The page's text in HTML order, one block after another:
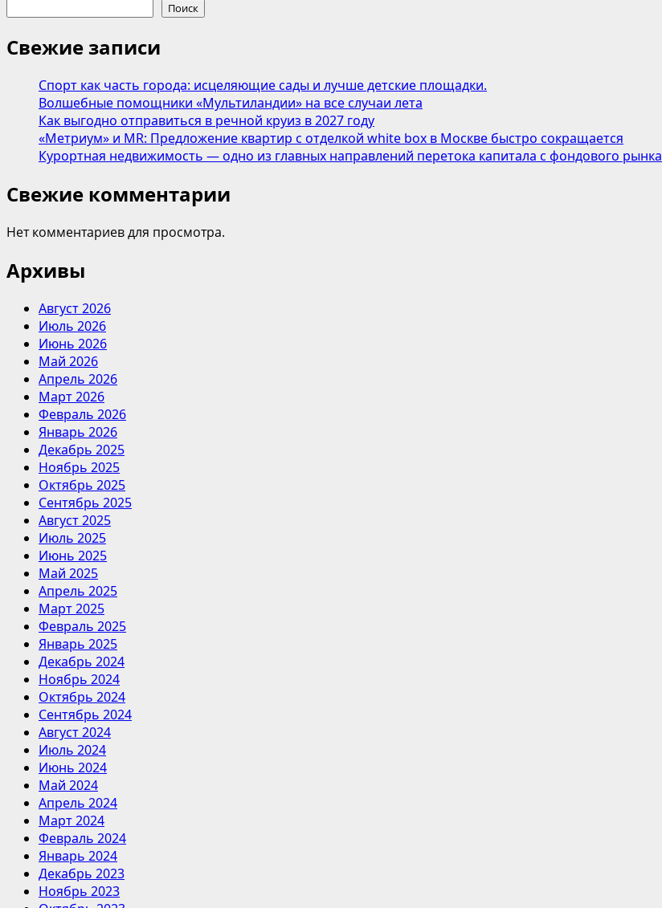
Поиск
Свежие записи
Спорт как часть города: исцеляющие сады и лучше детские площадки.
Волшебные помощники «Мультиландии» на все случаи лета
Как выгодно отправиться в речной круиз в 2027 году
«Метриум» и MR: Предложение квартир с отделкой white box в Москве быстро сокращается
Курортная недвижимость — одно из главных направлений перетока капитала с фондового рынка
Свежие комментарии
Нет комментариев для просмотра.
Архивы
Август 2026
Июль 2026
Июнь 2026
Май 2026
Апрель 2026
Март 2026
Февраль 2026
Январь 2026
Декабрь 2025
Ноябрь 2025
Октябрь 2025
Сентябрь 2025
Август 2025
Июль 2025
Июнь 2025
Май 2025
Апрель 2025
Март 2025
Февраль 2025
Январь 2025
Декабрь 2024
Ноябрь 2024
Октябрь 2024
Сентябрь 2024
Август 2024
Июль 2024
Июнь 2024
Май 2024
Апрель 2024
Март 2024
Февраль 2024
Январь 2024
Декабрь 2023
Ноябрь 2023